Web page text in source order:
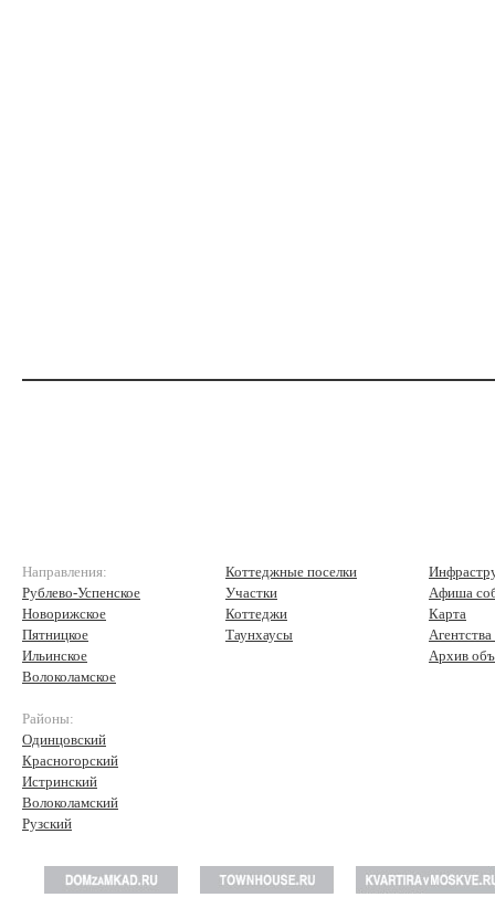
Направления:
Рублево-Успенское
Новорижское
Пятницкое
Ильинское
Волоколамское
Районы:
Одинцовский
Красногорский
Истринский
Волоколамский
Рузский
Коттеджные поселки
Участки
Коттеджи
Таунхаусы
Афиша
Карта
Архив